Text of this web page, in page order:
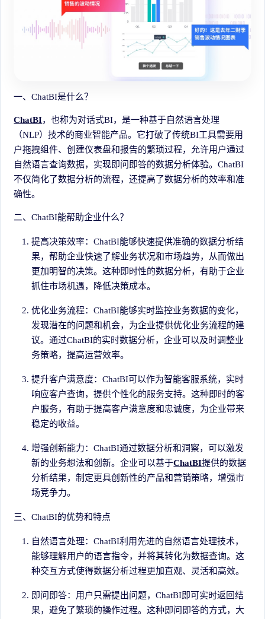
一、ChatBI是什么？
ChatBI，也称为对话式BI，是一种基于自然语言处理
（NLP）技术的商业智能产品。它打破了传统BI工具需要用
户拖拽组件、创建仪表盘和报告的繁琐过程，允许用户通过
自然语言查询数据，实现即问即答的数据分析体验。ChatBI
不仅简化了数据分析的流程，还提高了数据分析的效率和准
确性。
二、ChatBI能帮助企业什么？
提高决策效率：ChatBI能够快速提供准确的数据分析结
果，帮助企业快速了解业务状况和市场趋势，从而做出
更加明智的决策。这种即时性的数据分析，有助于企业
抓住市场机遇，降低决策成本。
优化业务流程：ChatBI能够实时监控业务数据的变化，
发现潜在的问题和机会，为企业提供优化业务流程的建
议。通过ChatBI的实时数据分析，企业可以及时调整业
务策略，提高运营效率。
提升客户满意度：ChatBI可以作为智能客服系统，实时
响应客户查询，提供个性化的服务支持。这种即时的客
户服务，有助于提高客户满意度和忠诚度，为企业带来
稳定的收益。
增强创新能力：ChatBI通过数据分析和洞察，可以激发
新的业务想法和创新。企业可以基于ChatBI提供的数据
分析结果，制定更具创新性的产品和营销策略，增强市
场竞争力。
三、ChatBI的优势和特点
自然语言处理：ChatBI利用先进的自然语言处理技术，
能够理解用户的语言指令，并将其转化为数据查询。这
种交互方式使得数据分析过程更加直观、灵活和高效。
即问即答：用户只需提出问题，ChatBI即可实时返回结
果，避免了繁琐的操作过程。这种即问即答的方式，大